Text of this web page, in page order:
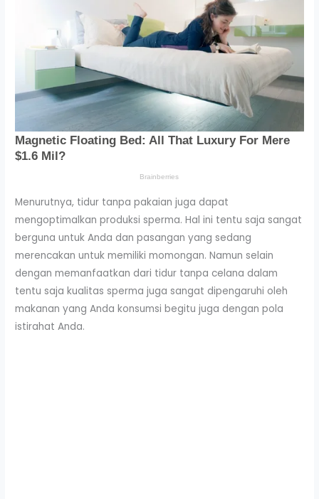
Menurutnya, tidur tanpa pakaian juga dapat
mengoptimalkan produksi sperma. Hal ini tentu saja sangat
berguna untuk Anda dan pasangan yang sedang
merencakan untuk memiliki momongan. Namun selain
dengan memanfaatkan dari tidur tanpa celana dalam
tentu saja kualitas sperma juga sangat dipengaruhi oleh
makanan yang Anda konsumsi begitu juga dengan pola
istirahat Anda.